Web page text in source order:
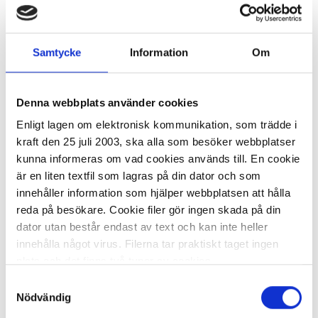
Samtycke Information Om
Denna webbplats använder cookies
Enligt lagen om elektronisk kommunikation, som trädde i
kraft den 25 juli 2003, ska alla som besöker webbplatser
kunna informeras om vad cookies används till. En cookie
är en liten textfil som lagras på din dator och som
innehåller information som hjälper webbplatsen att hålla
reda på besökare. Cookie filer gör ingen skada på din
dator utan består endast av text och kan inte heller
innehålla något virus. Filerna tar praktiskt taget ingen
Den ena typen sparar en fil permanent på din dator,
dessa används för att exempelvis kunna mäta hur du
Nödvändig
Wellåda 310x230x250mm A4 SB
E178
På externt lager ca 4 dagar
- + KÖP
Wellåda 320x225x160/80mm